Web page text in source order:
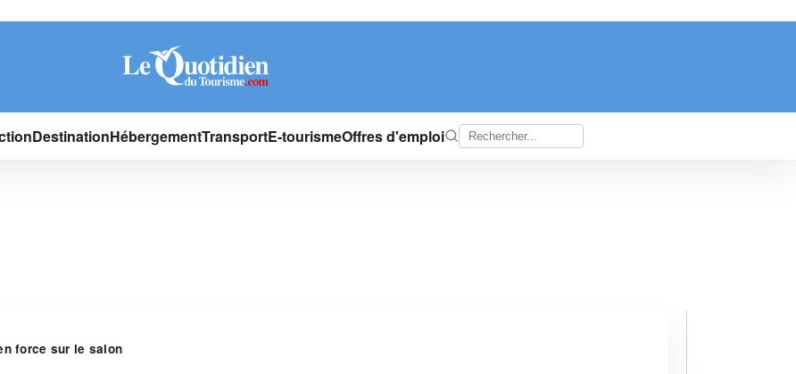
DestinationHébergementTransportE-tourismeOffres d'emploi
force sur le salon